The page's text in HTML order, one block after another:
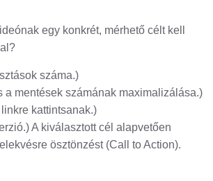
egy konkrét, mérhető célt kell
száma.)
a mentések számának maximalizálása.)
kattintsanak.)
A kiválasztott cél alapvetően
ösztönzést (Call to Action).